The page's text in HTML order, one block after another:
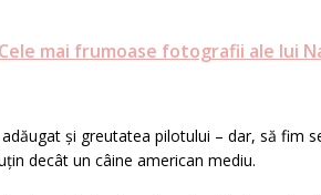
Cele mai frumoase fotografii ale lui
și greutatea pilotului – dar, să fim
decât un câine american mediu.